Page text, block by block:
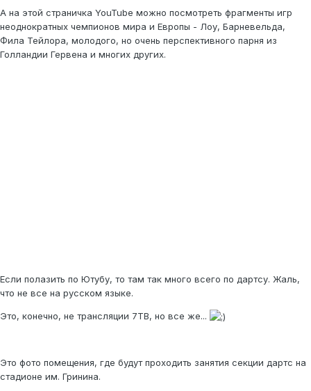
А на этой страничка YouTube можно посмотреть фрагменты игр
неоднократных чемпионов мира и Европы - Лоу, Барневельда,
Фила Тейлора, молодого, но очень перспективного парня из
Голландии Гервена и многих других.
Если полазить по Ютубу, то там так много всего по дартсу. Жаль,
что не все на русском языке.
Это, конечно, не трансляции 7ТВ, но все же...
Это фото помещения, где будут проходить занятия секции дартс на
стадионе им. Гринина.